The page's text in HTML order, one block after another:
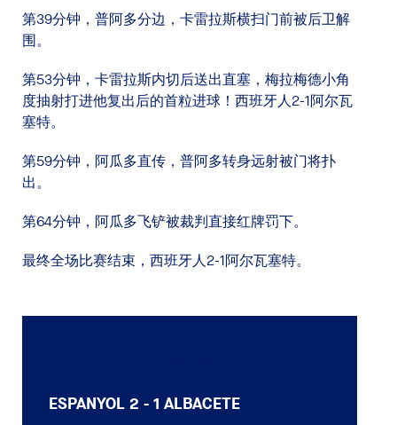
第39分钟，普阿多分边，卡雷拉斯横扫门前被后卫解
围。
第53分钟，卡雷拉斯内切后送出直塞，梅拉梅德小角
度抽射打进他复出后的首粒进球！西班牙人2-1阿尔瓦
塞特。
第59分钟，阿瓜多直传，普阿多转身远射被门将扑
出。
第64分钟，阿瓜多飞铲被裁判直接红牌罚下。
最终全场比赛结束，西班牙人2-1阿尔瓦塞特。
ESPANYOL 2 - 1 ALBACETE